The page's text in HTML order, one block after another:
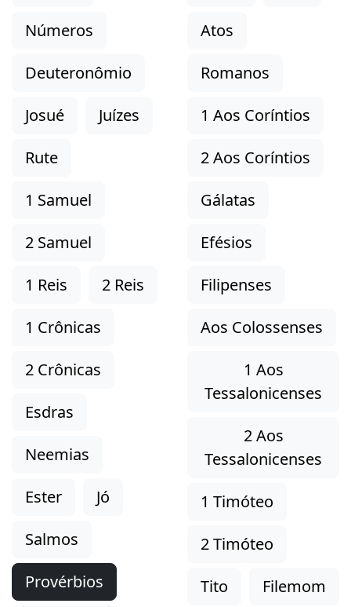
Números
Deuteronômio
Josué
Juízes
Rute
1 Samuel
2 Samuel
1 Reis
2 Reis
1 Crônicas
2 Crônicas
Esdras
Neemias
Ester
Jó
Salmos
Provérbios
Atos
Romanos
1 Aos Coríntios
2 Aos Coríntios
Gálatas
Efésios
Filipenses
Aos Colossenses
1 Aos
Tessalonicenses
2 Aos
Tessalonicenses
1 Timóteo
2 Timóteo
Tito
Filemom